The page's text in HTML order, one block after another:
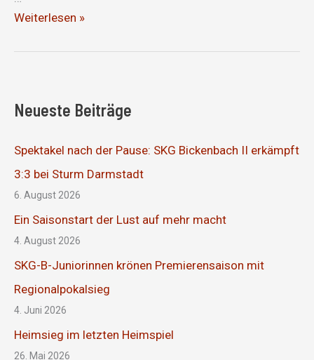
Erfolgreicher
Weiterlesen »
Neueste Beiträge
Spektakel nach der Pause: SKG Bickenbach II erkämpft
3:3 bei Sturm Darmstadt
6. August 2026
Ein Saisonstart der Lust auf mehr macht
4. August 2026
SKG-B-Juniorinnen krönen Premierensaison mit
Regionalpokalsieg
4. Juni 2026
Heimsieg im letzten Heimspiel
26. Mai 2026